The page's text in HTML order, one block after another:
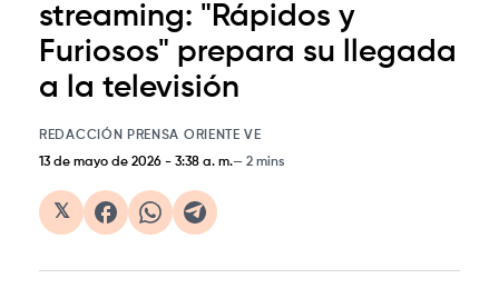
streaming: "Rápidos y
Furiosos" prepara su llegada
a la televisión
REDACCIÓN PRENSA ORIENTE VE
13 de mayo de 2026 - 3:38 a. m. 2 mins
𝕏